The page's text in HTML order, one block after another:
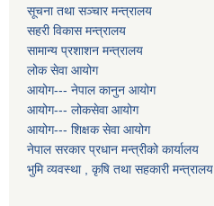
सूचना तथा सञ्चार मन्त्रालय
सहरी विकास मन्त्रालय
सामान्य प्रशाशन मन्त्रालय
लोक सेवा आयोग
आयोग--- नेपाल कानुन आयोग
आयोग--- लोकसेवा आयोग
आयोग--- शिक्षक सेवा आयोग
नेपाल सरकार प्रधान मन्त्रीको कार्यालय
भुमि व्यवस्था , कृषि तथा सहकारी मन्त्रालय